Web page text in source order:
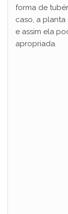
forma de
caso, a
e assim ela
apropriada.